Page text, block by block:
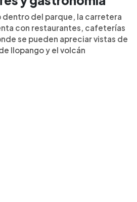
del parque, la carretera
con restaurantes, cafeterías
se pueden apreciar vistas de
Ilopango y el volcán